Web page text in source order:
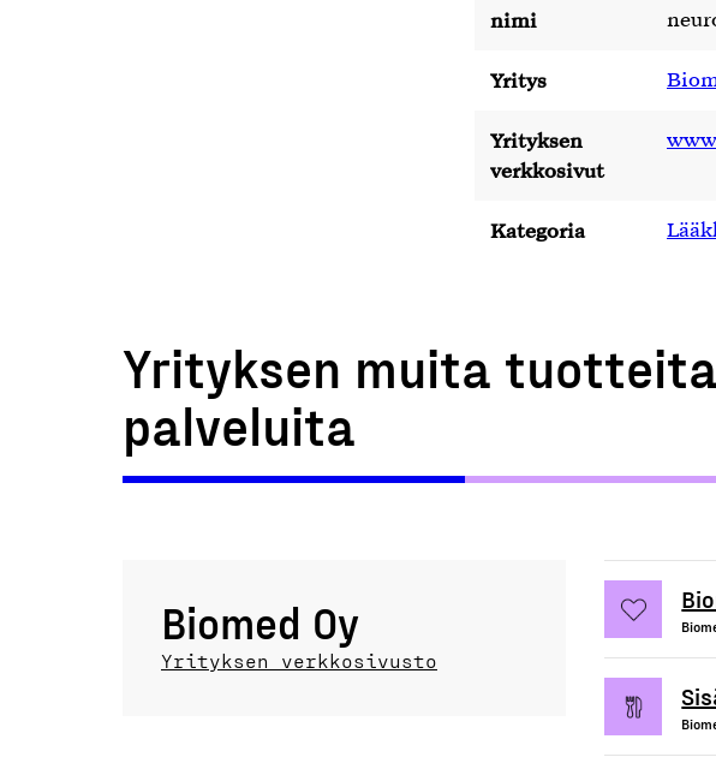
nimi
Yritys
Yrityksen
verkkosivut
Kategoria
Yrityksen muita
palveluita
Biomed Oy
Yrityksen verkkosivusto